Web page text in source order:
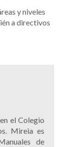
y niveles
a directivos
el Colegio
Mireia es
de